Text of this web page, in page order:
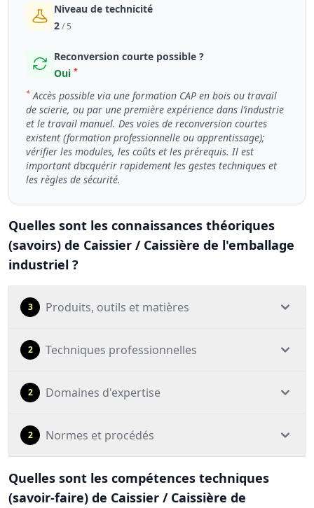
Niveau de technicité
2/ 5
Reconversion courte possible ?
Oui *
* Accès possible via une formation CAP en bois ou travail
de scierie, ou par une première expérience dans l’industrie
et le travail manuel. Des voies de reconversion courtes
existent (formation professionnelle ou apprentissage);
vérifier les modules, les coûts et les prérequis. Il est
important d’acquérir rapidement les gestes techniques et
les règles de sécurité.
Quelles sont les connaissances théoriques
(savoirs) de Caissier / Caissière de l'emballage
industriel ?
3 Produits, outils et matières
2 Techniques professionnelles
2 Domaines d'expertise
2 Normes et procédés
Quelles sont les compétences techniques
(savoir-faire) de Caissier / Caissière de